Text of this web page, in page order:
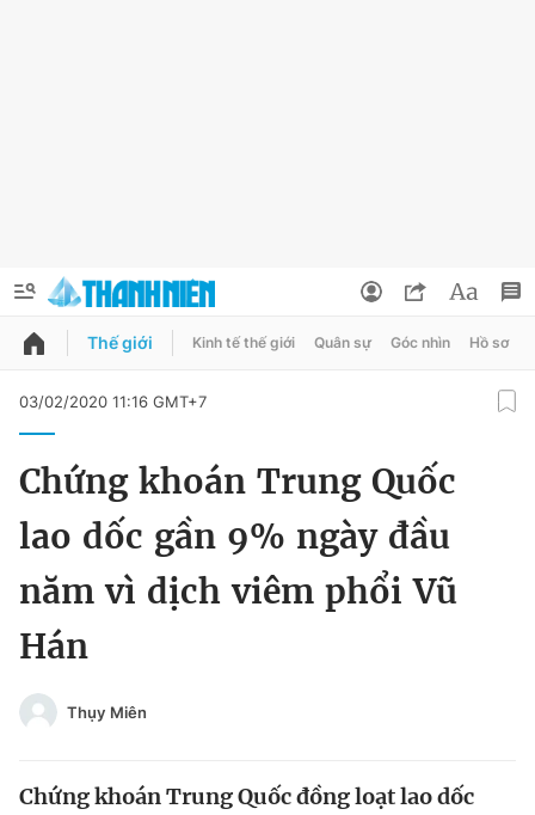
QUẢNG CÁO
Chuyên mục
Chuyên mục khác
Chào ngày mới Tin 24h
Tin thị trường
Đổi mật khẩu
Tin đã lưu
Tin đã xem
Đăng xuất
Thế giới Kinh tế thế giới Quân sự Góc nhìn Hồ sơ
03/02/2020 11:16 GMT+7
Chứng khoán Trung Quốc
lao dốc gần 9% ngày đầu
năm vì dịch viêm phổi Vũ
Hán
Thụy Miên
Chứng khoán Trung Quốc đồng loạt lao dốc